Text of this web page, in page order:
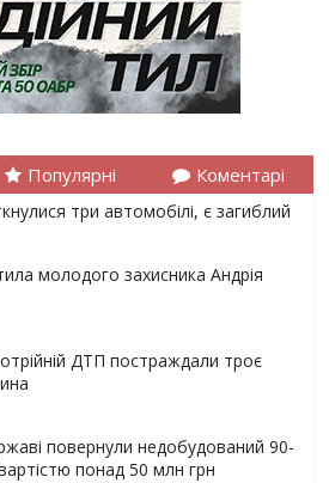
Популярні Коментарі
три автомобілі, є загиблий
молодого захисника Андрія
ДТП постраждали троє
повернули недобудований 90-
понад 50 млн грн